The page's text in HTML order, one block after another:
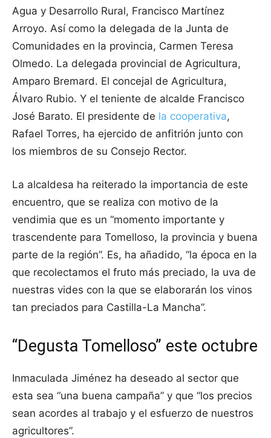
Agua y Desarrollo Rural, Francisco Martínez
Arroyo. Así como la delegada de la Junta de
Comunidades en la provincia, Carmen Teresa
Olmedo. La delegada provincial de Agricultura,
Amparo Bremard. El concejal de Agricultura,
Álvaro Rubio. Y el teniente de alcalde Francisco
José Barato. El presidente de la cooperativa,
Rafael Torres, ha ejercido de anfitrión junto con
los miembros de su Consejo Rector.
La alcaldesa ha reiterado la importancia de este
encuentro, que se realiza con motivo de la
vendimia que es un “momento importante y
trascendente para Tomelloso, la provincia y buena
parte de la región”. Es, ha añadido, “la época en la
que recolectamos el fruto más preciado, la uva de
nuestras vides con la que se elaborarán los vinos
tan preciados para Castilla-La Mancha”.
“Degusta Tomelloso” este octubre
Inmaculada Jiménez ha deseado al sector que
esta sea “una buena campaña” y que “los precios
sean acordes al trabajo y el esfuerzo de nuestros
agricultores”.